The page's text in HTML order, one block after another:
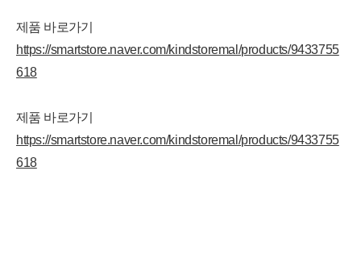
제품 바로가기
https://smartstore.naver.com/kindstoremal/products/9433755
618
제품 바로가기
https://smartstore.naver.com/kindstoremal/products/9433755
618